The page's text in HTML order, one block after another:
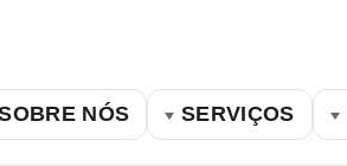
NÓS SERVIÇOS